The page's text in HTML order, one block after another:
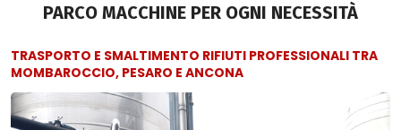
PARCO MACCHINE PER OGNI NECESSITÀ
TRASPORTO E SMALTIMENTO RIFIUTI PROFESSIONALI TRA
MOMBAROCCIO, PESARO E ANCONA